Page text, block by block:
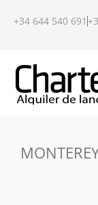
+34 644 540 691